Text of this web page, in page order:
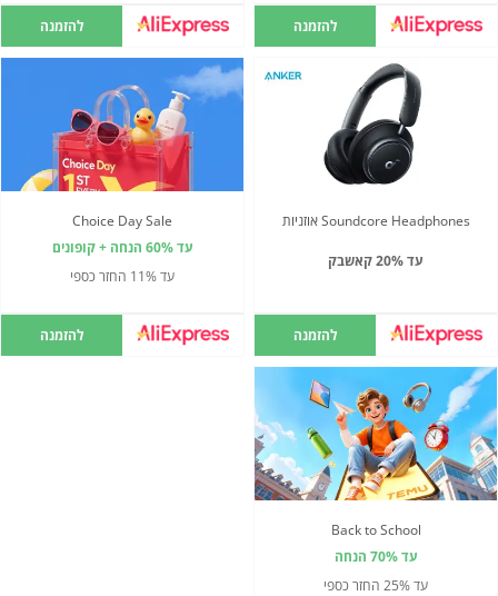
להזמנה להזמנה
Soundcore Headphones אוזניות
עד 20% קאשבק
להזמנה
Choice Day Sale
עד 60% הנחה + קופונים
עד 11% החזר כספי
להזמנה
Back to School
עד 70% הנחה
עד 25% החזר כספי